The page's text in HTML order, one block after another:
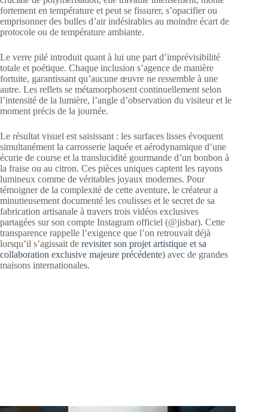
fortement en température et peut se fissurer, s’opacifier ou
emprisonner des bulles d’air indésirables au moindre écart de
protocole ou de température ambiante.
Le verre pilé introduit quant à lui une part d’imprévisibilité
totale et poétique. Chaque inclusion s’agence de manière
fortuite, garantissant qu’aucune œuvre ne ressemble à une
autre. Les reflets se métamorphosent continuellement selon
l’intensité de la lumière, l’angle d’observation du visiteur et le
moment précis de la journée.
Le résultat visuel est saisissant : les surfaces lisses évoquent
simultanément la carrosserie laquée et aérodynamique d’une
écurie de course et la translucidité gourmande d’un bonbon à
la fraise ou au citron. Ces pièces uniques captent les rayons
lumineux comme de véritables joyaux modernes. Pour
témoigner de la complexité de cette aventure, le créateur a
minutieusement documenté les coulisses et le secret de sa
fabrication artisanale à travers trois vidéos exclusives
partagées sur son compte Instagram officiel (@jisbar). Cette
transparence rappelle l’exigence que l’on retrouvait déjà
lorsqu’il s’agissait de revisiter son projet artistique et sa
collaboration exclusive majeure précédente) avec de grandes
maisons internationales.